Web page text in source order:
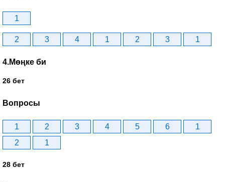
1
2 3 4 1 2 3 1
4.Мөңке би
26 бет
Вопросы
1 2 3 4 5 6
1
2
1
28 бет